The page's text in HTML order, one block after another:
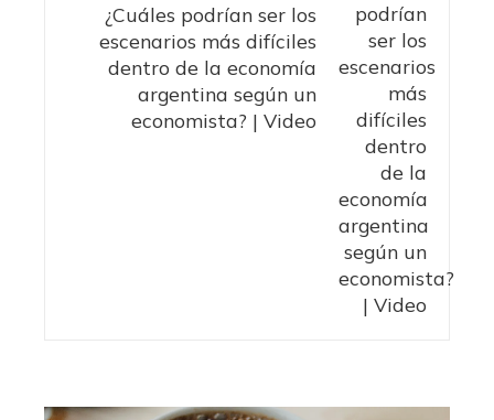
¿Cuáles podrían ser los
escenarios más difíciles
dentro de la economía
argentina según un
economista? | Video